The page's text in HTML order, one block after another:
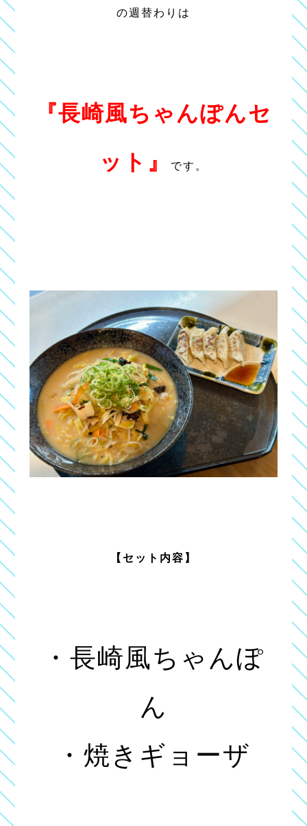
の週替わりは
『長崎風ちゃんぽんセ
ット』
です。
【セット内容】
・長崎風ちゃんぽ
ん
・焼きギョーザ